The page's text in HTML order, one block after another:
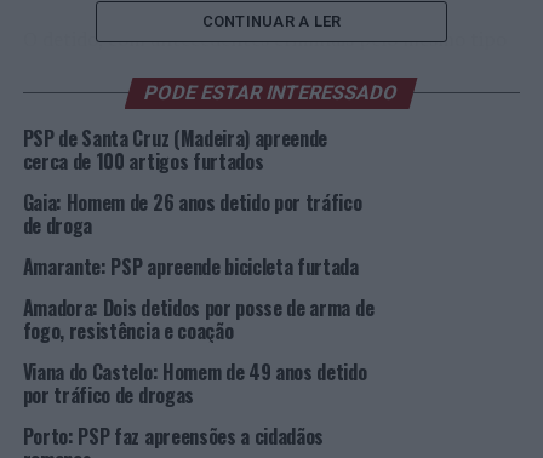
O detido, com antecedentes criminais pelo mesmo tipo
de Lisboa Oeste, Núcleo de Sintra, para ser sujeito a 1º
Interrogatório Judicial e aplicação da respetiva medida
de coação, tendo ficado em prisão preventiva.
Foto: PSP.
TÓPICOS RELACIONADOS:
AGUALVA-CACÉM
PRÓXIMO
Lisboa: PSP realiza operação nas zonas de diversão
noturna de Santos, Avenida 24 de Julho e Alcântara
NÃO PERCA
Lisboa: PSP faz três detenções no âmbito da “Operação
CONTINUAR A LER
PODE ESTAR INTERESSADO
PSP de Santa Cruz (Madeira) apreende
cerca de 100 artigos furtados
Gaia: Homem de 26 anos detido por tráfico
de droga
Amarante: PSP apreende bicicleta furtada
Amadora: Dois detidos por posse de arma de
fogo, resistência e coação
Viana do Castelo: Homem de 49 anos detido
por tráfico de drogas
Porto: PSP faz apreensões a cidadãos